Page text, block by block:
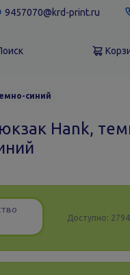
9457070@krd-print.ru
синий
Hank,
Доступно: